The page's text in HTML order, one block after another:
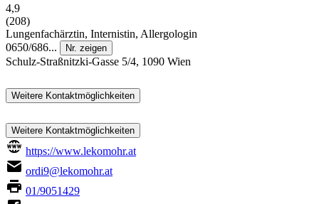
4,9
(208)
Lungenfachärztin, Internistin, Allergologin
0650/686...
Nr. zeigen
Schulz-Straßnitzki-Gasse 5/4, 1090 Wien
Weitere Kontaktmöglichkeiten
Weitere Kontaktmöglichkeiten
https://www.lekomohr.at
ordi9@lekomohr.at
01/9051429